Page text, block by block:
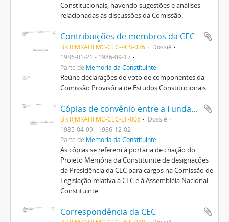
Constitucionais, havendo sugestões e análises
relacionadas às discussões da Comissão.
Contribuições de membros da CEC
BR RJMRAHI MC-CEC-PCS-036
Dossiê
1986-01-21 - 1986-09-17
Parte de Memória da Constituinte
Reúne declarações de voto de componentes da
Comissão Provisória de Estudos Constitucionais.
Cópias de convênio entre a Fundação Pró-Memória e a Comissão Provisória de Estudos Constitucionais
BR RJMRAHI MC-CEC-EF-008
Dossiê
1985-04-09 - 1986-12-02
Parte de Memória da Constituinte
As cópias se referem à portaria de criação do
Projeto Memória da Constituinte de designações
da Presidência da CEC para cargos na Comissão de
Legislação relativa à CEC e à Assembléia Nacional
Constituinte.
Correspondência da CEC